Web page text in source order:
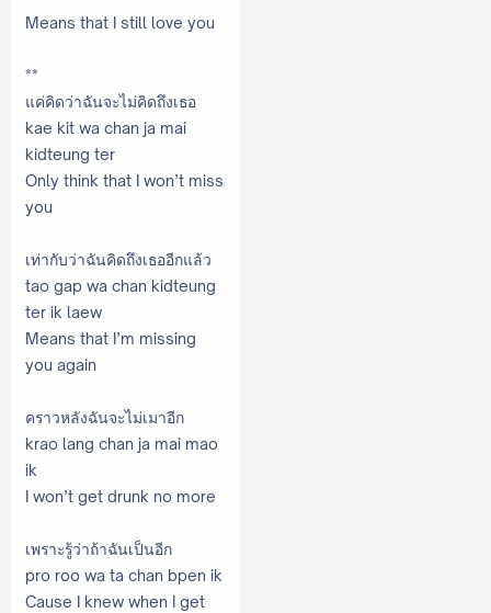
Means that I still love you
**
แค่คิดว่าฉันจะไม่คิดถึงเธอ
kae kit wa chan ja mai
kidteung ter
Only think that I won’t miss
you
เท่ากับว่าฉันคิดถึงเธออีกแล้ว
tao gap wa chan kidteung
ter ik laew
Means that I’m missing
you again
คราวหลังฉันจะไม่เมาอีก
krao lang chan ja mai mao
ik
I won’t get drunk no more
เพราะรู้ว่าถ้าฉันเป็นอีก
pro roo wa ta chan bpen ik
Cause I knew when I get